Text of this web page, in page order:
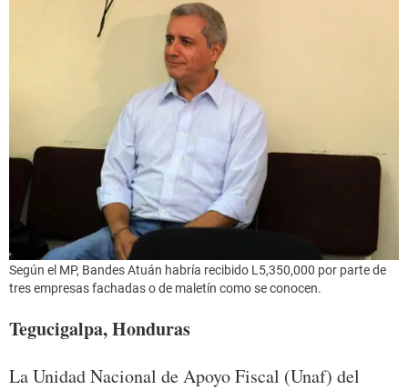
Según el MP, Bandes Atuán habría recibido L5,350,000 por parte de
tres empresas fachadas o de maletín como se conocen.
Tegucigalpa, Honduras
La Unidad Nacional de Apoyo Fiscal (Unaf) del